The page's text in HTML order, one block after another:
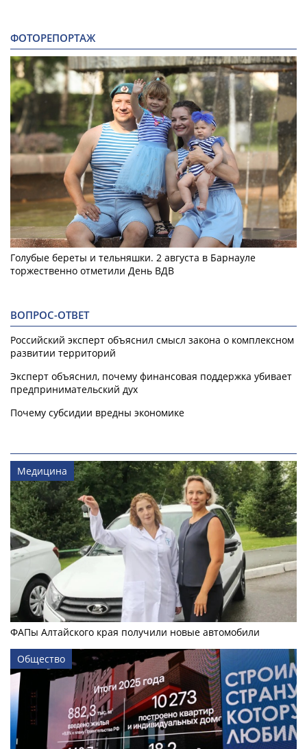
ФОТОРЕПОРТАЖ
Голубые береты и тельняшки. 2 августа в Барнауле
торжественно отметили День ВДВ
ВОПРОС-ОТВЕТ
Российский эксперт объяснил смысл закона о комплексном
развитии территорий
Эксперт объяснил, почему финансовая поддержка убивает
предпринимательский дух
Почему субсидии вредны экономике
Медицина
ФАПы Алтайского края получили новые автомобили
Общество